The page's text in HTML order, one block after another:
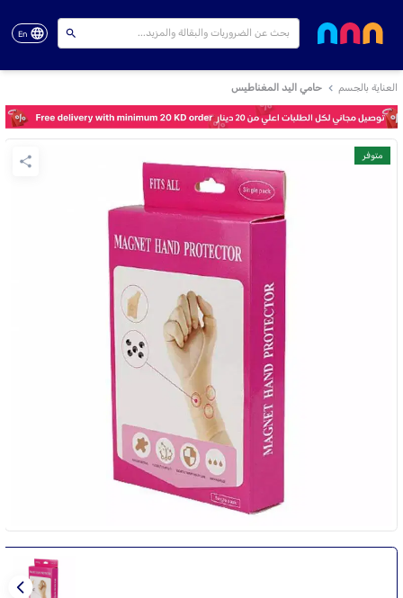
En
العناية بالجسم حامي اليد المغناطيس
متوفر